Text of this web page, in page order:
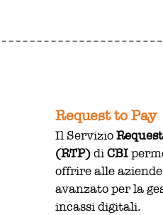
Request to Pay
Il Servizio
(RTP)diCBI
offrire alle
avanzato per la
incassi digitali.